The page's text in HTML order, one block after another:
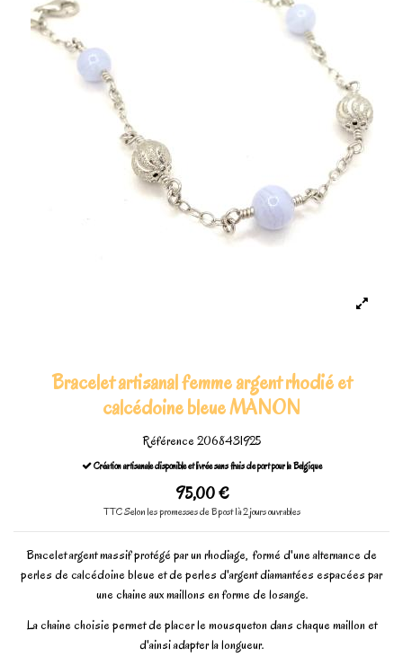
Bracelet artisanal femme argent rhodié et
calcédoine bleue MANON
Référence2068431925
Création artisanale disponible et livrée sans frais de port pour la Belgique
95,00 €
TTCSelon les promesses de Bpost 1à 2 jours ouvrables
Bracelet argent massif protégé par un rhodiage, formé d'une alternance de
perles de calcédoine bleue et de perles d'argent diamantées espacées par
une chaine aux maillons en forme de losange.
La chaine choisie permet de placer le mousqueton dans chaque maillon et
d'ainsi adapter la longueur.